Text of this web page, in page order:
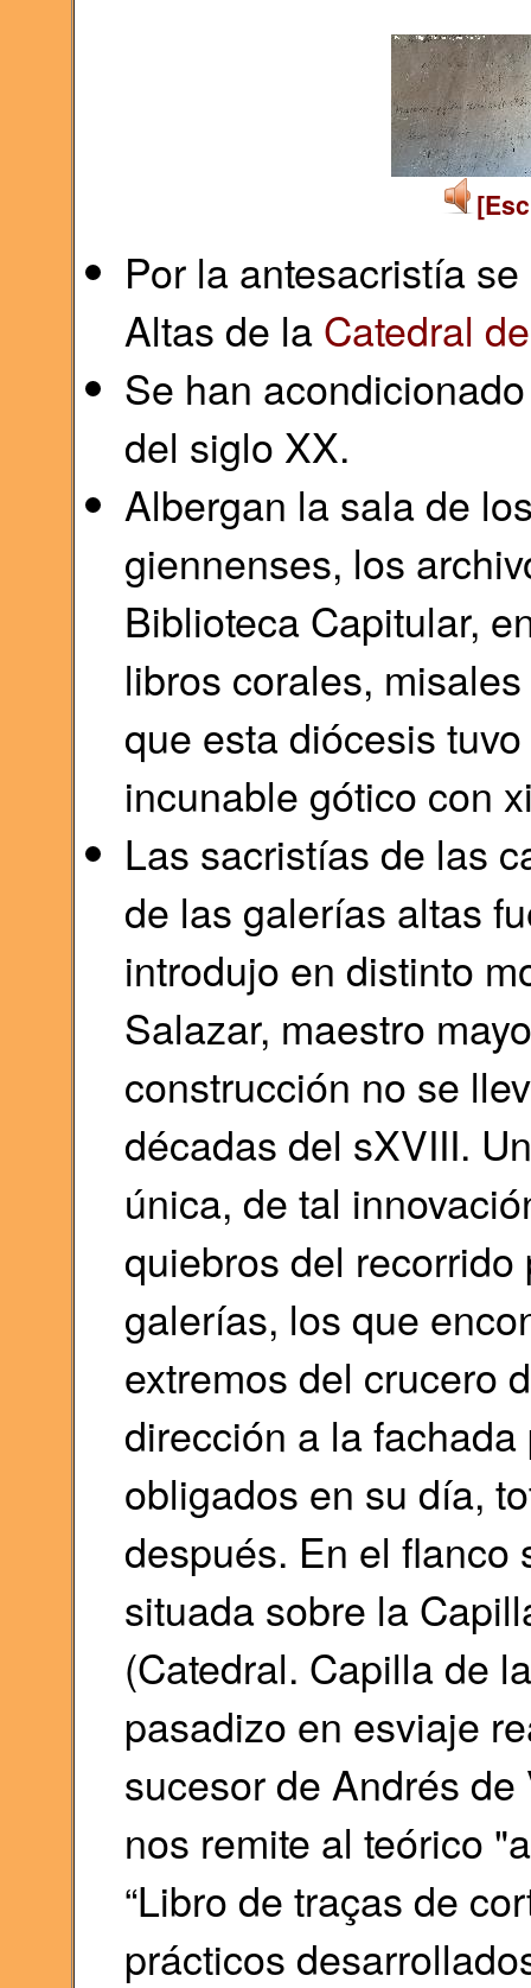
Por la antesacristía
Altas de la Catedral
Se han
del siglo XX.
Albergan la sala de
giennenses, los
Biblioteca Capitular,
libros corales,
que esta diócesis
incunable gótico con
Las sacristías de las
de las galerías altas
introdujo en distinto
Salazar, maestro
construcción no se
décadas del sXVIII.
única, de tal
quiebros del
galerías, los que
extremos del crucero
dirección a la
obligados en su día,
después. En el flanco
situada sobre la
(Catedral. Capilla de
pasadizo en esviaje
sucesor de Andrés
nos remite al teórico
“Libro de traças de
prácticos